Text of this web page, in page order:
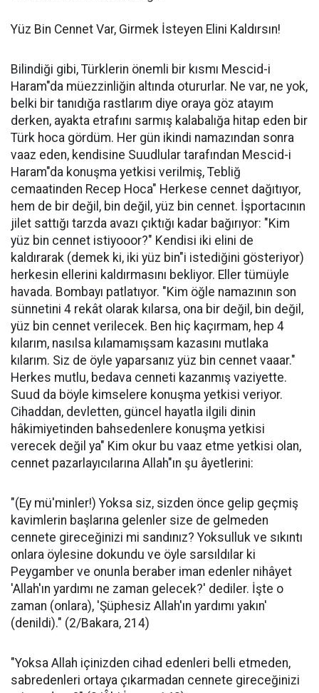
Yüz Bin Cennet Var, Girmek İsteyen Elini Kaldırsın!
Bilindiği gibi, Türklerin önemli bir kısmı Mescid-i
Haram"da müezzinliğin altında otururlar. Ne var, ne yok,
belki bir tanıdığa rastlarım diye oraya göz atayım
derken, ayakta etrafını sarmış kalabalığa hitap eden bir
Türk hoca gördüm. Her gün ikindi namazından sonra
vaaz eden, kendisine Suudlular tarafından Mescid-i
Haram"da konuşma yetkisi verilmiş, Tebliğ
cemaatinden Recep Hoca" Herkese cennet dağıtıyor,
hem de bir değil, bin değil, yüz bin cennet. İşportacının
jilet sattığı tarzda avazı çıktığı kadar bağırıyor: "Kim
yüz bin cennet istiyooor?" Kendisi iki elini de
kaldırarak (demek ki, iki yüz bin"i istediğini gösteriyor)
herkesin ellerini kaldırmasını bekliyor. Eller tümüyle
havada. Bombayı patlatıyor. "Kim öğle namazının son
sünnetini 4 rekât olarak kılarsa, ona bir değil, bin değil,
yüz bin cennet verilecek. Ben hiç kaçırmam, hep 4
kılarım, nasılsa kılamamışsam kazasını mutlaka
kılarım. Siz de öyle yaparsanız yüz bin cennet vaaar."
Herkes mutlu, bedava cenneti kazanmış vaziyette.
Suud da böyle kimselere konuşma yetkisi veriyor.
Cihaddan, devletten, güncel hayatla ilgili dinin
hâkimiyetinden bahsedenlere konuşma yetkisi
verecek değil ya" Kim okur bu vaaz etme yetkisi olan,
cennet pazarlayıcılarına Allah"ın şu âyetlerini:
"(Ey mü'minler!) Yoksa siz, sizden önce gelip geçmiş
kavimlerin başlarına gelenler size de gelmeden
cennete gireceğinizi mi sandınız? Yoksulluk ve sıkıntı
onlara öylesine dokundu ve öyle sarsıldılar ki
Peygamber ve onunla beraber iman edenler nihâyet
'Allah'ın yardımı ne zaman gelecek?' dediler. İşte o
zaman (onlara), 'Şüphesiz Allah'ın yardımı yakın'
(denildi)." (2/Bakara, 214)
"Yoksa Allah içinizden cihad edenleri belli etmeden,
sabredenleri ortaya çıkarmadan cennete gireceğinizi